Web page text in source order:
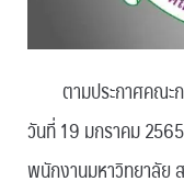
ตามประกาศคณะก
วันที่ 19 มกราคม
พนักงานมหาวิทยาลัย